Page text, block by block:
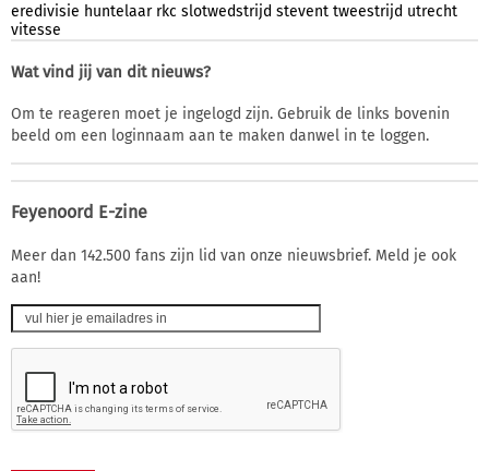
eredivisie huntelaar rkc slotwedstrijd stevent tweestrijd utrecht
vitesse
Wat vind jij van dit nieuws?
Om te reageren moet je ingelogd zijn. Gebruik de links bovenin
beeld om een loginnaam aan te maken danwel in te loggen.
Feyenoord E-zine
Meer dan 142.500 fans zijn lid van onze nieuwsbrief. Meld je ook
aan!